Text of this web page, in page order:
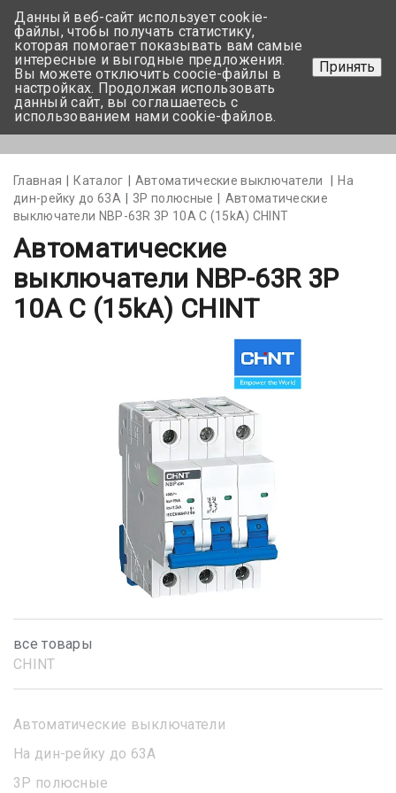
+375 17-350-99-56
+375 44-752-82-08
Задать вопрос
Главная Каталог Автоматические выключатели
На
дин-рейку до 63А
3Р полюсные
Автоматические
выключатели NBP-63R 3P 10A С (15kA) CHINT
Автоматические
выключатели NBP-63R 3P
10A С (15kA) CHINT
все товары
CHINT
Автоматические выключатели
На дин-рейку до 63А
3Р полюсные
Данный веб-сайт использует cookie-
файлы, чтобы получать статистику,
которая помогает показывать вам самые
интересные и выгодные предложения.
Вы можете отключить coocie-файлы в
настройках. Продолжая использовать
данный сайт, вы соглашаетесь с
использованием нами cookie-файлов.
Принять